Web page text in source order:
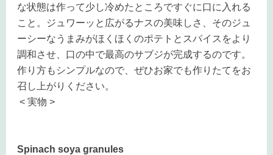
な状態は作って少し冷めたところですぐに口に入れる
こと。ジュワーッと広がるナスの美味しさ、そのジュ
ーシーなうまみがほくほくのポテトとスパイスをより
調和させ、口の中で最高のサブジが完成するのです。
作り方もシンプルなので、ぜひお家でも作りたてをお
召し上がりください。
< 実物 >
Spinach soya granules